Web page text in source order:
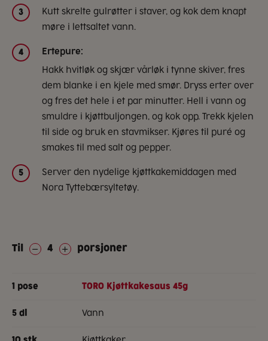
Til 4 porsjoner
1 pose TORO Kjøttkakesaus 45g
5 dl vann
3
Kutt skrelte gulrøtter i staver, og kok dem knapt
møre i lettsaltet vann.
4
Ertepure:
Hakk hvitløk og skjær vårløk i tynne skiver, fres
dem blanke i en kjele med smør. Dryss erter over
og fres det hele i et par minutter. Hell i vann og
smuldre i kjøttbuljongen, og kok opp. Trekk kjelen
til side og bruk en stavmikser. Kjøres til puré og
smakes til med salt og pepper.
5
Server den nydelige kjøttkakemiddagen med
Nora Tyttebærsyltetøy.